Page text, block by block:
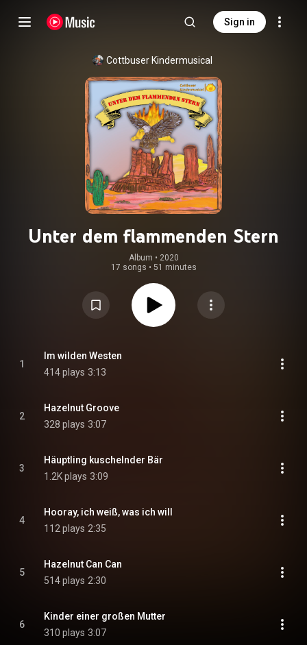
Sign in
Cottbuser Kindermusical
Unter dem flammenden Stern
Album • 2020
17 songs • 51 minutes
1
Im wilden Westen
414 plays 3:13
2
Hazelnut Groove
328 plays 3:07
3
Häuptling kuschelnder Bär
1.2K plays 3:09
4
Hooray, ich weiß, was ich will
112 plays 2:35
5
Hazelnut Can Can
514 plays 2:30
6
Kinder einer großen Mutter
310 plays 3:07